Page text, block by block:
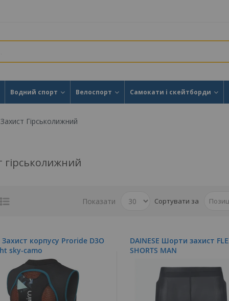
Водний спорт Велоспорт Самокати і скейтборди
Захист Гірськолижний
гірськолижний
Показати Сортувати за
Захист корпусу Proride D3O
sky-camo
DAINESE Шорти захист
SHORTS MAN